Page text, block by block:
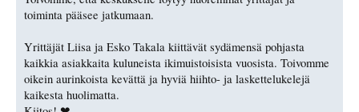
toiminta pääsee jatkumaan.
Yrittäjät Liisa ja Esko Takala kiittävät sydämensä pohjasta
kaikkia asiakkaita kuluneista ikimuistoisista vuosista. Toivomme
oikein aurinkoista kevättä ja hyviä hiihto- ja laskettelukelejä
kaikesta huolimatta.